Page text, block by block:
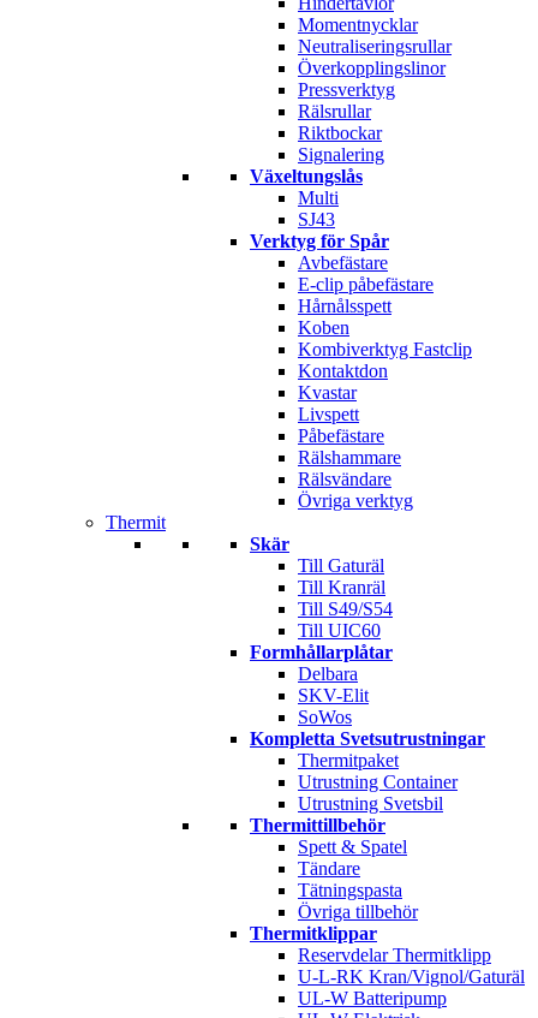
Momentnycklar
Neutraliseringsrullar
Överkopplingslinor
Pressverktyg
Rälsrullar
Riktbockar
Signalering
Växeltungslås
Multi
SJ43
Verktyg för Spår
Avbefästare
E-clip påbefästare
Hårnålsspett
Koben
Kombiverktyg Fastclip
Kontaktdon
Kvastar
Livspett
Påbefästare
Rälshammare
Rälsvändare
Övriga verktyg
Thermit
Skär
Till Gaturäl
Till Kranräl
Till S49/S54
Till UIC60
Formhållarplåtar
Delbara
SKV-Elit
SoWos
Kompletta Svetsutrustningar
Thermitpaket
Utrustning Container
Utrustning Svetsbil
Thermittillbehör
Spett & Spatel
Tändare
Tätningspasta
Övriga tillbehör
Thermitklippar
Reservdelar Thermitklipp
U-L-RK Kran/Vignol/Gaturäl
UL-W Batteripump